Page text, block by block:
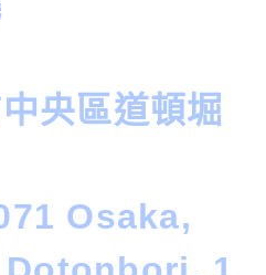
央區道頓堀
Osaka,